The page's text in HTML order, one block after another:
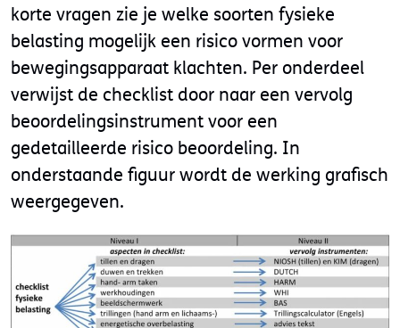
korte vragen zie je welke soorten fysieke
belasting mogelijk een risico vormen voor
bewegingsapparaat klachten. Per onderdeel
verwijst de checklist door naar een vervolg
beoordelingsinstrument voor een
gedetailleerde risico beoordeling. In
onderstaande figuur wordt de werking grafisch
weergegeven.